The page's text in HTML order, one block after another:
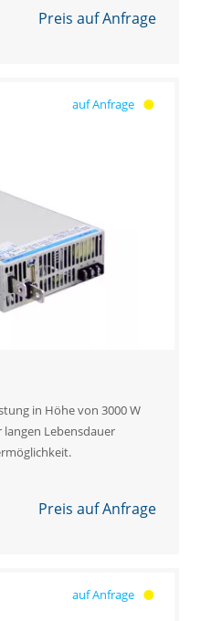
Preis auf Anfrage
auf Anfrage
in Höhe von 3000 W
Lebensdauer
Preis auf Anfrage
auf Anfrage